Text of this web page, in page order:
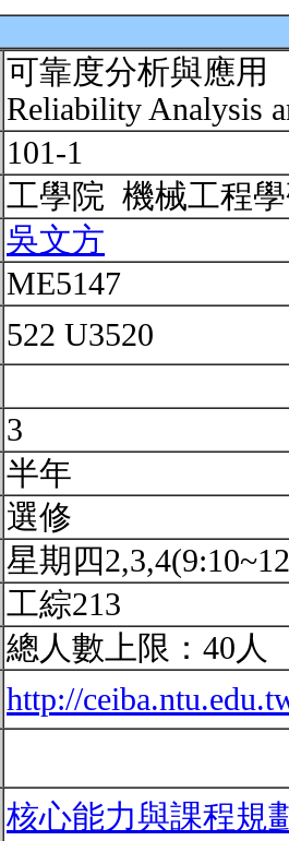
可靠度分析與應用
Reliability Analysis
101-1
工學院 機械工程
吳文方
ME5147
522 U3520
3
半年
選修
星期四
工綜213
總人數上限：40人
http://
核心能力與課程規